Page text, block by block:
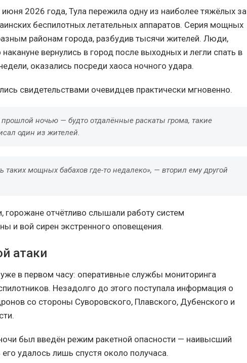
2026 года, Тула пережила одну из наиболее тяжёлых за
беспилотных летательных аппаратов. Серия мощных
районам города, разбудив тысячи жителей. Люди,
вернулись в город после выходных и легли спать в
оказались посреди хаоса ночного удара.
свидетельствами очевидцев практически мгновенно.
ночью — будто отдалённые раскаты грома, такие
один из жителей.
мощных бабахов где-то недалеко», — вторил ему другой
горожане отчётливо слышали работу систем
и вой сирен экстренного оповещения.
атаки
в первом часу: оперативные службы мониторинга
Незадолго до этого поступала информация о
со стороны Суворовского, Плавского, Дубенского и
был введён режим ракетной опасности — наивысший
удалось лишь спустя около получаса.